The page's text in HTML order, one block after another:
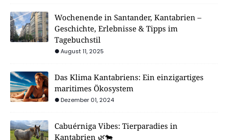
Wochenende in Santander, Kantabrien –
Geschichte, Erlebnisse & Tipps im
Tagebuchstil
August 11, 2025
Das Klima Kantabriens: Ein einzigartiges
maritimes Ökosystem
Dezember 01, 2024
Cabuérniga Vibes: Tierparadies in
Kantabrien 🌿🐄